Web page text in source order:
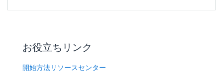
お役立ちリンク
開始方法リソースセンター